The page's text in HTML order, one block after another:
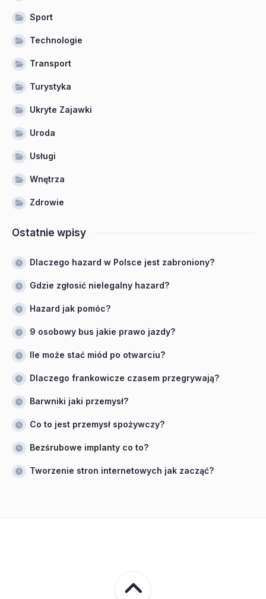
Sport
Technologie
Transport
Turystyka
Ukryte Zajawki
Uroda
Usługi
Wnętrza
Zdrowie
Ostatnie wpisy
Dlaczego hazard w Polsce jest zabroniony?
Gdzie zgłosić nielegalny hazard?
Hazard jak pomóc?
9 osobowy bus jakie prawo jazdy?
Ile może stać miód po otwarciu?
Dlaczego frankowicze czasem przegrywają?
Barwniki jaki przemysł?
Co to jest przemysł spożywczy?
Bezśrubowe implanty co to?
Tworzenie stron internetowych jak zacząć?